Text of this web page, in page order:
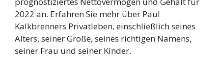
2022 an. Erfahren Sie mehr über Paul
Kalkbrenners Privatleben, einschließlich seines
Alters, seiner Größe, seines richtigen Namens,
seiner Frau und seiner Kinder.